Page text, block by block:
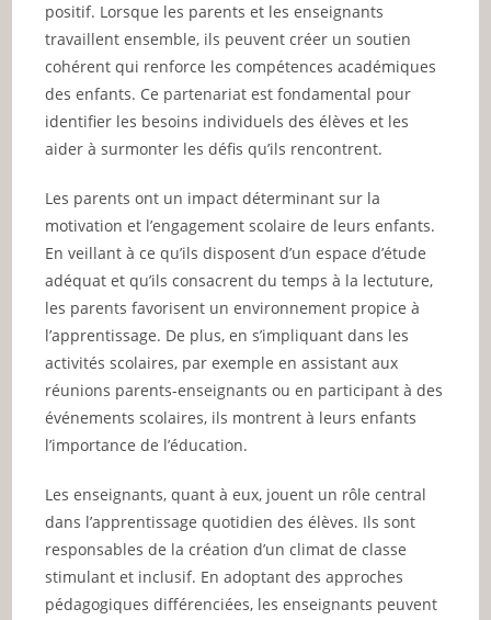
positif. Lorsque les parents et les enseignants
travaillent ensemble, ils peuvent créer un soutien
cohérent qui renforce les compétences académiques
des enfants. Ce partenariat est fondamental pour
identifier les besoins individuels des élèves et les
aider à surmonter les défis qu’ils rencontrent.
Les parents ont un impact déterminant sur la
motivation et l’engagement scolaire de leurs enfants.
En veillant à ce qu’ils disposent d’un espace d’étude
adéquat et qu’ils consacrent du temps à la lectuture,
les parents favorisent un environnement propice à
l’apprentissage. De plus, en s’impliquant dans les
activités scolaires, par exemple en assistant aux
réunions parents-enseignants ou en participant à des
événements scolaires, ils montrent à leurs enfants
l’importance de l’éducation.
Les enseignants, quant à eux, jouent un rôle central
dans l’apprentissage quotidien des élèves. Ils sont
responsables de la création d’un climat de classe
stimulant et inclusif. En adoptant des approches
pédagogiques différenciées, les enseignants peuvent